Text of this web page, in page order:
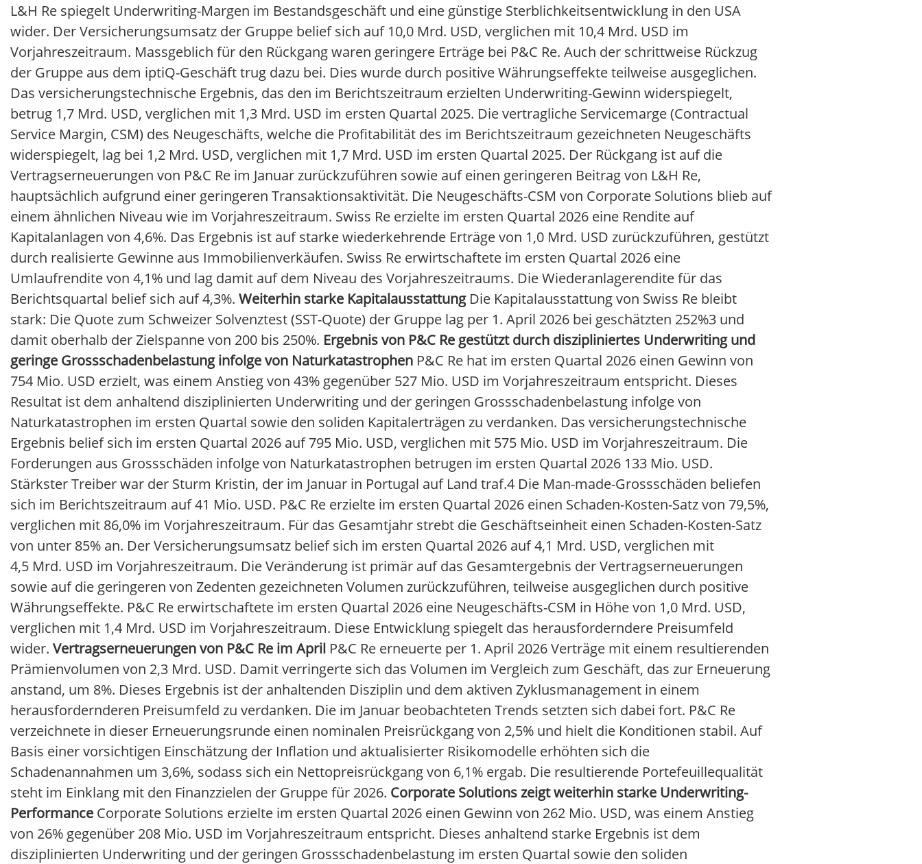
L&H Re spiegelt Underwriting-Margen im Bestandsgeschäft und eine günstige Sterblichkeitsentwicklung in den USA
wider. Der Versicherungsumsatz der Gruppe belief sich auf 10,0 Mrd. USD, verglichen mit 10,4 Mrd. USD im
Vorjahreszeitraum. Massgeblich für den Rückgang waren geringere Erträge bei P&C Re. Auch der schrittweise Rückzug
der Gruppe aus dem iptiQ-Geschäft trug dazu bei. Dies wurde durch positive Währungseffekte teilweise ausgeglichen.
Das versicherungstechnische Ergebnis, das den im Berichtszeitraum erzielten Underwriting-Gewinn widerspiegelt,
betrug 1,7 Mrd. USD, verglichen mit 1,3 Mrd. USD im ersten Quartal 2025. Die vertragliche Servicemarge (Contractual
Service Margin, CSM) des Neugeschäfts, welche die Profitabilität des im Berichtszeitraum gezeichneten Neugeschäfts
widerspiegelt, lag bei 1,2 Mrd. USD, verglichen mit 1,7 Mrd. USD im ersten Quartal 2025. Der Rückgang ist auf die
Vertragserneuerungen von P&C Re im Januar zurückzuführen sowie auf einen geringeren Beitrag von L&H Re,
hauptsächlich aufgrund einer geringeren Transaktionsaktivität. Die Neugeschäfts-CSM von Corporate Solutions blieb auf
einem ähnlichen Niveau wie im Vorjahreszeitraum. Swiss Re erzielte im ersten Quartal 2026 eine Rendite auf
Kapitalanlagen von 4,6%. Das Ergebnis ist auf starke wiederkehrende Erträge von 1,0 Mrd. USD zurückzuführen, gestützt
durch realisierte Gewinne aus Immobilienverkäufen. Swiss Re erwirtschaftete im ersten Quartal 2026 eine
Umlaufrendite von 4,1% und lag damit auf dem Niveau des Vorjahreszeitraums. Die Wiederanlagerendite für das
Berichtsquartal belief sich auf 4,3%. Weiterhin starke KapitalausstattungDie Kapitalausstattung von Swiss Re bleibt
stark: Die Quote zum Schweizer Solvenztest (SST-Quote) der Gruppe lag per 1. April 2026 bei geschätzten 252%3 und
damit oberhalb der Zielspanne von 200 bis 250%. Ergebnis von P&C Re gestützt durch diszipliniertes Underwriting und
geringe Grossschadenbelastung infolge von Naturkatastrophen P&C Re hat im ersten Quartal 2026 einen Gewinn von
754 Mio. USD erzielt, was einem Anstieg von 43% gegenüber 527 Mio. USD im Vorjahreszeitraum entspricht. Dieses
Resultat ist dem anhaltend disziplinierten Underwriting und der geringen Grossschadenbelastung infolge von
Naturkatastrophen im ersten Quartal sowie den soliden Kapitalerträgen zu verdanken. Das versicherungstechnische
Ergebnis belief sich im ersten Quartal 2026 auf 795 Mio. USD, verglichen mit 575 Mio. USD im Vorjahreszeitraum. Die
Forderungen aus Grossschäden infolge von Naturkatastrophen betrugen im ersten Quartal 2026 133 Mio. USD.
Stärkster Treiber war der Sturm Kristin, der im Januar in Portugal auf Land traf.4 Die Man-made-Grossschäden beliefen
sich im Berichtszeitraum auf 41 Mio. USD. P&C Re erzielte im ersten Quartal 2026 einen Schaden-Kosten-Satz von 79,5%,
verglichen mit 86,0% im Vorjahreszeitraum. Für das Gesamtjahr strebt die Geschäftseinheit einen Schaden-Kosten-Satz
von unter 85% an. Der Versicherungsumsatz belief sich im ersten Quartal 2026 auf 4,1 Mrd. USD, verglichen mit
4,5 Mrd. USD im Vorjahreszeitraum. Die Veränderung ist primär auf das Gesamtergebnis der Vertragserneuerungen
sowie auf die geringeren von Zedenten gezeichneten Volumen zurückzuführen, teilweise ausgeglichen durch positive
Währungseffekte. P&C Re erwirtschaftete im ersten Quartal 2026 eine Neugeschäfts-CSM in Höhe von 1,0 Mrd. USD,
verglichen mit 1,4 Mrd. USD im Vorjahreszeitraum. Diese Entwicklung spiegelt das herausforderndere Preisumfeld
wider. Vertragserneuerungen von P&C Re im April P&C Re erneuerte per 1. April 2026 Verträge mit einem resultierenden
Prämienvolumen von 2,3 Mrd. USD. Damit verringerte sich das Volumen im Vergleich zum Geschäft, das zur Erneuerung
anstand, um 8%. Dieses Ergebnis ist der anhaltenden Disziplin und dem aktiven Zyklusmanagement in einem
herausfordernderen Preisumfeld zu verdanken. Die im Januar beobachteten Trends setzten sich dabei fort. P&C Re
verzeichnete in dieser Erneuerungsrunde einen nominalen Preisrückgang von 2,5% und hielt die Konditionen stabil. Auf
Basis einer vorsichtigen Einschätzung der Inflation und aktualisierter Risikomodelle erhöhten sich die
Schadenannahmen um 3,6%, sodass sich ein Nettopreisrückgang von 6,1% ergab. Die resultierende Portefeuillequalität
steht im Einklang mit den Finanzzielen der Gruppe für 2026. Corporate Solutions zeigt weiterhin starke Underwriting-
Performance Corporate Solutions erzielte im ersten Quartal 2026 einen Gewinn von 262 Mio. USD, was einem Anstieg
von 26% gegenüber 208 Mio. USD im Vorjahreszeitraum entspricht. Dieses anhaltend starke Ergebnis ist dem
disziplinierten Underwriting und der geringen Grossschadenbelastung im ersten Quartal sowie den soliden